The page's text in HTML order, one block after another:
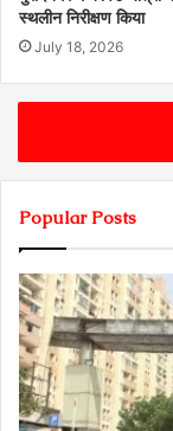
स्थलीन निरीक्षण किया
July 18, 2026
Popular Posts